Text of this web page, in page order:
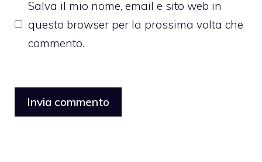
Salva il mio nome, email e sito web in
questo browser per la prossima volta che
commento.